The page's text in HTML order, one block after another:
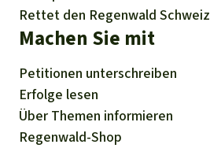
Rettet den Regenwald Schweiz
Machen Sie mit
Petitionen unterschreiben
Erfolge lesen
Über Themen informieren
Regenwald-Shop